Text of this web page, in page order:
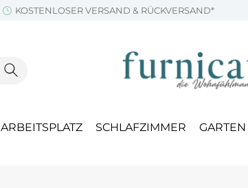
KOSTENLOSER VERSAND & RÜCKVERSAND*
ARBEITSPLATZ SCHLAFZIMMER GARTEN